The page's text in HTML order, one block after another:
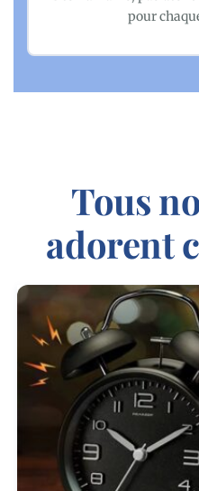
pour
Tous
adorent